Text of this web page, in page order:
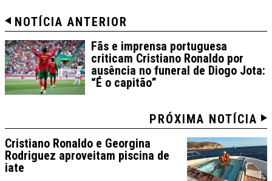
NOTÍCIA ANTERIOR
Fãs e imprensa portuguesa
criticam Cristiano Ronaldo por
ausência no funeral de Diogo Jota:
“É o capitão”
PRÓXIMA NOTÍCIA
Cristiano Ronaldo e Georgina
Rodriguez aproveitam piscina de
iate